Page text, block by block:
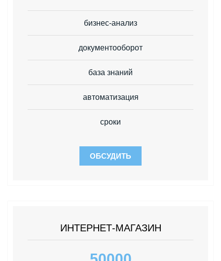
бизнес-анализ
документооборот
база знаний
автоматизация
сроки
ОБСУДИТЬ
ИНТЕРНЕТ-МАГАЗИН